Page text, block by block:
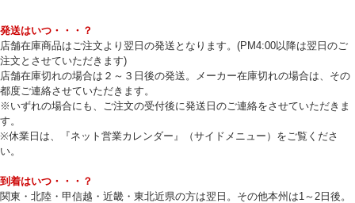
発送はいつ・・・？
店舗在庫商品はご注文より翌日の発送となります。(PM4:00以降は翌日のご
注文とさせていただきます)
店舗在庫切れの場合は２～３日後の発送。メーカー在庫切れの場合は、その
都度ご連絡させていただきます。
※いずれの場合にも、ご注文の受付後に発送日のご連絡をさせていただきま
す。
※休業日は、『ネット営業カレンダー』（サイドメニュー）をご覧くださ
い。
到着はいつ・・・？
関東・北陸・甲信越・近畿・東北近県の方は翌日。その他本州は1～2日後。